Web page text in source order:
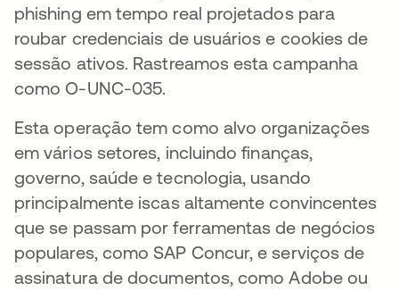
phishing em tempo real projetados para
roubar credenciais de usuários e cookies de
sessão ativos. Rastreamos esta campanha
como O-UNC-035.
Esta operação tem como alvo organizações
em vários setores, incluindo finanças,
governo, saúde e tecnologia, usando
principalmente iscas altamente convincentes
que se passam por ferramentas de negócios
populares, como SAP Concur, e serviços de
assinatura de documentos, como Adobe ou